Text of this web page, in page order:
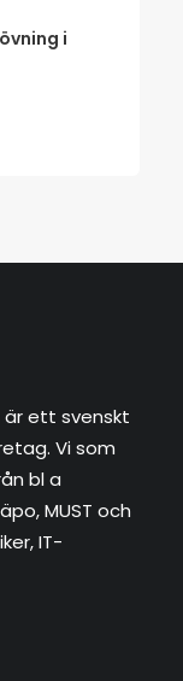
i
är ett svenskt
Vi som
bl a
MUST och
IT-